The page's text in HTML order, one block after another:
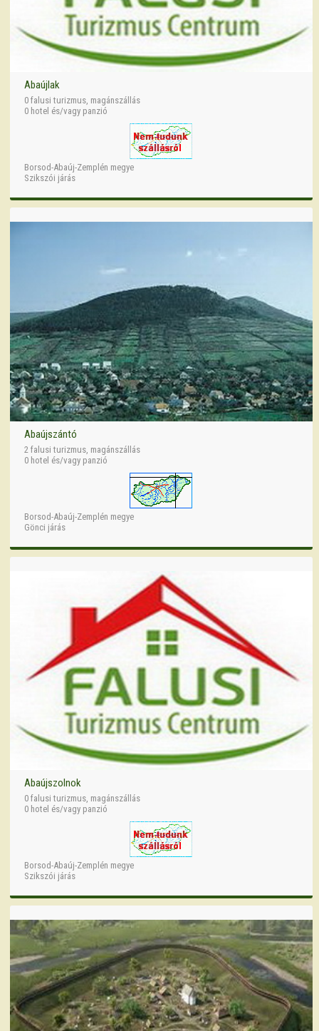
Abaújlak
0 falusi turizmus, magánszállás
0 hotel és/vagy panzió
Borsod-Abaúj-Zemplén megye
Szikszói járás
Abaújszántó
2 falusi turizmus, magánszállás
0 hotel és/vagy panzió
Borsod-Abaúj-Zemplén megye
Gönci járás
Abaújszolnok
0 falusi turizmus, magánszállás
0 hotel és/vagy panzió
Borsod-Abaúj-Zemplén megye
Szikszói járás